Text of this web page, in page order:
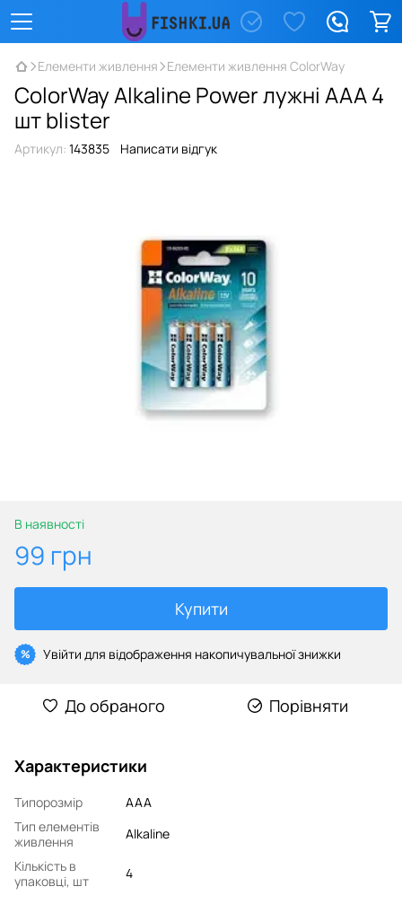
Елементи живлення Елементи живлення ColorWay
СolorWay Alkaline Power лужні AAA 4
шт blister
Артикул: 143835 Написати відгук
В наявності
99 грн
Купити
% Увійти для відображення накопичувальної знижки
До обраного Порівняти
Характеристики
Типорозмір
AAA
Тип елементів
живлення
Alkaline
Кількість в
упаковці, шт
4